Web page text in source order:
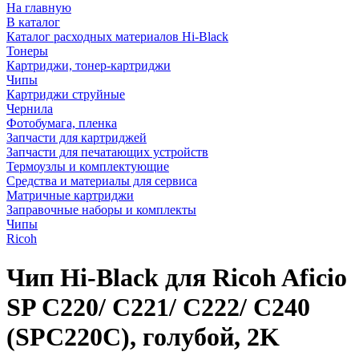
На главную
В каталог
Каталог расходных материалов Hi-Black
Тонеры
Картриджи, тонер-картриджи
Чипы
Картриджи струйные
Чернила
Фотобумага, пленка
Запчасти для картриджей
Запчасти для печатающих устройств
Термоузлы и комплектующие
Средства и материалы для сервиса
Матричные картриджи
Заправочные наборы и комплекты
Чипы
Ricoh
Чип Hi-Black для Ricoh Aficio
SP C220/ C221/ C222/ C240
(SPC220C), голубой, 2K